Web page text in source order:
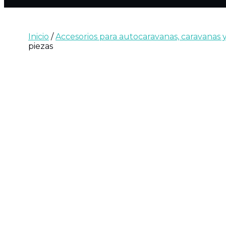
Inicio /Accesorios para autocaravanas, caravanas
piezas